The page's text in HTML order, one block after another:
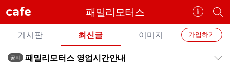
cafe 패밀리모터스
카
페
정
보
개
별
카
페
검
카
가입하기
게시판 최신글 이미지
전공지 패밀리모터스 영업시간안내